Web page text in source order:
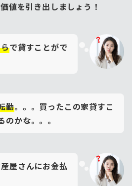
値を引き出しましょう！
で貸すことがで
勤。。。買ったこの家貸すこ
のかな。。。
屋さんにお金払